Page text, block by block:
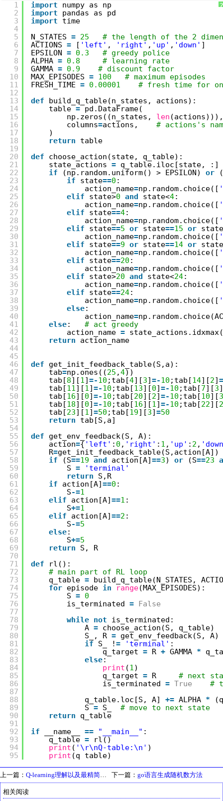
?
1
2
3
4
5
6
7
8
9
10
11
12
13
14
15
16
17
18
19
20
21
22
23
24
25
26
27
28
29
30
31
32
33
34
35
36
37
38
39
40
41
42
43
44
45
46
47
48
49
50
51
52
53
54
55
56
57
58
59
60
61
62
63
64
65
66
67
68
69
70
71
72
73
74
75
76
77
78
79
80
81
82
83
84
85
86
87
88
89
90
91
92
93
94
95
import
numpy as np
import
pandas as pd
import
time
N_STATES = 25
# the length of the 2
ACTIONS = [ 'left' , 'right' , 'up' , 'down'
EPSILON = 0.3
# greedy police
ALPHA = 0.8
# learning rate
GAMMA = 0.9
# discount factor
MAX_EPISODES = 100
# maximum episodes
FRESH_TIME = 0.00001
# fresh time for
def
build_q_table(n_states, actions):
table = pd.DataFrame(
np.zeros((n_states, len
columns=actions, # actions's
)
return
table
def
choose_action(state, q_table):
state_actions = q_table.iloc[state, :]
if
(np.random.uniform() > EPSILON) or
if
state==0 :
action_name=np.random.choice([
elif
state>0 and state<4:
action_name=np.random.choice([
elif
state==4:
action_name=np.random.choice([
elif
state==5 or state==15 or state
action_name=np.random.choice([
elif
state==9 or state==14 or state
action_name=np.random.choice([
elif
state==20 :
action_name=np.random.choice([
elif
state>20 and state<24:
action_name=np.random.choice([
elif
state==24:
action_name=np.random.choice([
else:
action_name=
else: # act greedy
action_name =
return
action_name
def
get_init_feedback_table(S,a):
tab=np.ones((25 ,4))
tab[8][1]=-10 ;tab[4][3]=-10 ;tab[14][2]=
tab[11][1]=-10 ;tab[13][0]=-10 ;tab[7][3]
tab[16][0]=-10 ;tab[20][2]=-10 ;tab[10][3
tab[18][0]=-10 ;tab[16][1]=-10 ;tab[22][2
tab[23][1]=50 ;tab[19][3]=50
return
tab[S,a]
def
get_env_feedback(S, A):
action={ 'left' : 0 , 'right' : 1 , 'up' : 2 ,
R=get_init_feedback_table(S,action[A])
if
(S==19 and action[A]==3) or (S==23
S =
'terminal'
return
S,R
if
action[A]==0 :
S-=1
elif
action[A]==1 :
S+=1
elif
action[A]==2 :
S-=5
else:
S+=5
return
S, R
def
rl():
# main part of RL loop
q_table = build_q_table(N_STATES,
for episode in range(MAX_EPISODES):
S = 0
is_terminated = False
while not
is_terminated:
A = choose_action(S, q_table)
S_, R = get_env_feedback(S,
if
S_ != 'terminal' :
q_target = R + GAMMA *
else:
print (1)
q_target = R # next
is_terminated = True
#
q_table.loc[S, A] += ALPHA *
S = S_ # move to next state
return
q_table
if
__name__ == "__main__" :
q_table =
rl()
print ( '\r\nQ-table:\n' )
print (q_table)
上一篇： Q-learning理解以及最精简版、golang版 下一篇： go语言生成随机数方法
相关阅读